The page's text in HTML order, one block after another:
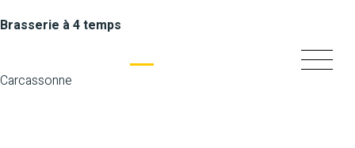
Brasserie à 4 temps
Carcassonne